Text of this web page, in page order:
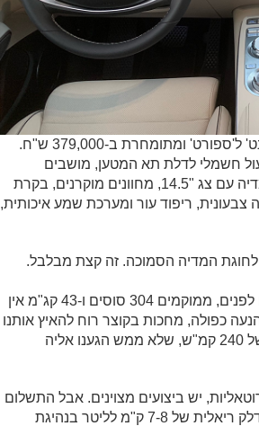
רמת ה'לקשרי' שקיבלנו למבחן, ממוקמת בין ה'אלגנט' ל'ספורט' ומתומחרת ב-379,000 ש"ח.
חכם, תפעול חשמלי לדלת תא המטען, מושבים
קדמיים משופרים הכוללים גם אוורור ועיסוי, מולטימדיה עם צג "14.5, מחוונים מוקרנים, בקרת
צבעונית, ריפוד עור ומערכת שמע איכותית,
לחוגת המדיה הסמוכה. זה קצת מבלבל.
כשלרשותך, מתחת למכסה המנוע הארוך והמרשים לפנים, ממוקמים 304 סוסים ו-43 קג"מ אין
תיבה אוטומטית 8 מהירויות והנעה כפולה, מחכות בקוצר רוח להאיץ אותנו
תוך 6.1 שניות מ-0 ל-100 קמ"ש ולמהירות מרבית של 240 קמ"ש, שלא ממש הגענו אליה
יש ביצועים מצוינים. אבל התשלום
יגיע בתחנת הדלק, שם תתגלה הג'נסיס עם צריכת דלק ריאלית של 7-8 ק"מ לליטר בנהיגת